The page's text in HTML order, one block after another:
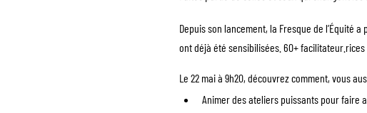
Depuis son lancement, la Fresque de l’Équité
ont déjà été sensibilisées. 60+ facilitateur.rices
Le 22 mai à 9h20, découvrez comment, vous
Animer des ateliers puissants pour faire